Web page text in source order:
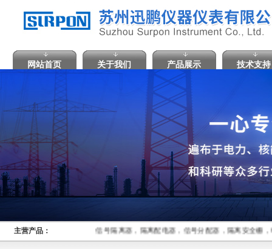
网站首页 关于我们 产品展示 技术支持
主营产品： 信号隔离器，隔离配电器，信号分配器，隔离安全栅